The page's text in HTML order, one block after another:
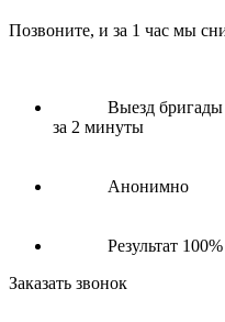
Позвоните, и за 1 час мы
Выезд бригады
за 2 минуты
Анонимно
Результат 100%
Заказать звонок